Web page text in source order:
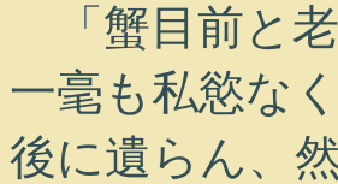
「蟹目前と
一毫も私慾な
後に遺らん、